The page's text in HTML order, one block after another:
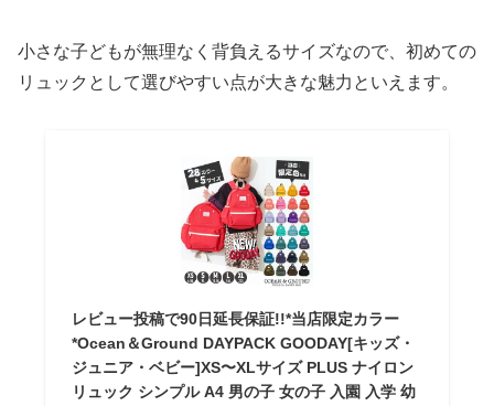
小さな子どもが無理なく背負えるサイズなので、初めての
リュックとして選びやすい点が大きな魅力といえます。
レビュー投稿で90日延長保証!!*当店限定カラー
*Ocean＆Ground DAYPACK GOODAY[キッズ・
ジュニア・ベビー]XS〜XLサイズ PLUS ナイロン
リュック シンプル A4 男の子 女の子 入園 入学 幼